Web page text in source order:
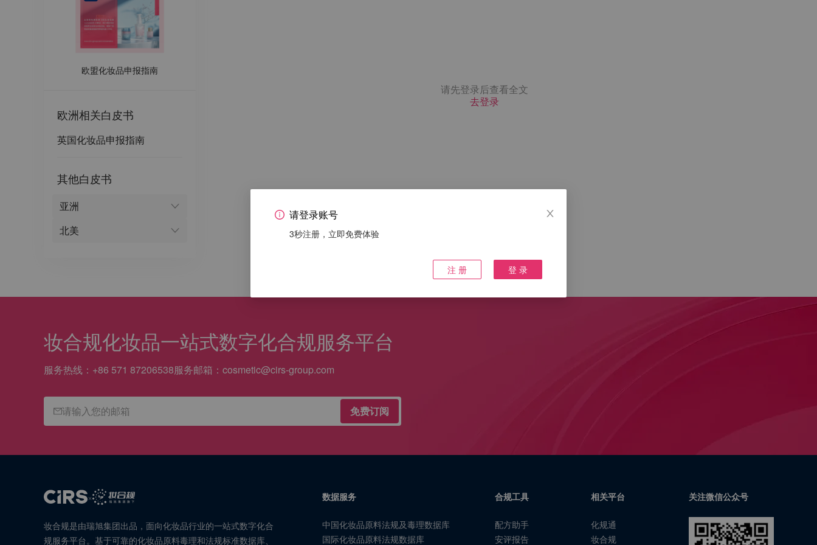
欧盟化妆品申报指南
欧洲相关白皮书
英国化妆品申报指南
其他白皮书
亚洲
北美
请先登录后查看全文
去登录
妆合规化妆品一站式数字化合规服务平台
服务热线： +86 571 87206538服务邮箱： cosmetic@cirs-group.com
免费订阅
×
妆合规是由瑞旭集团出品，面向化妆品行业的一站式数字化合
规服务平台。基于可靠的化妆品原料毒理和法规标准数据库、
数据服务
中国化妆品原料法规及毒理数据库
国际化妆品原料法规数据库
合规工具
配方助手
安评报告
相关平台
化规通
妆合规
关注微信公众号
请登录账号
3秒注册，立即免费体验
注 册 登 录